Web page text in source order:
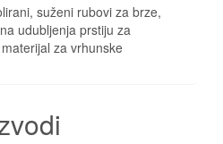
suženi rubovi za brze,
udubljenja prstiju za
za vrhunske